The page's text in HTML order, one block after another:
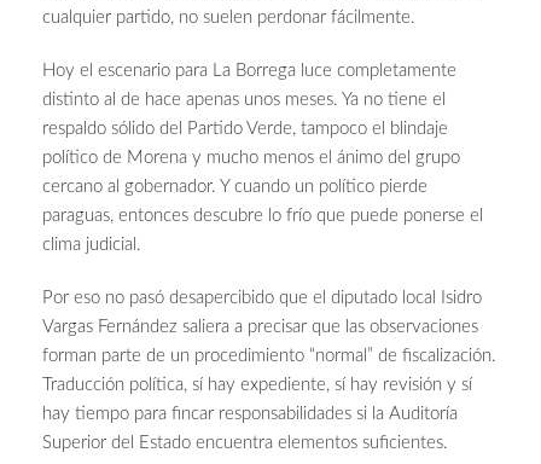
cualquier partido, no suelen perdonar fácilmente.
Hoy el escenario para La Borrega luce completamente
distinto al de hace apenas unos meses. Ya no tiene el
respaldo sólido del Partido Verde, tampoco el blindaje
político de Morena y mucho menos el ánimo del grupo
cercano al gobernador. Y cuando un político pierde
paraguas, entonces descubre lo frío que puede ponerse el
clima judicial.
Por eso no pasó desapercibido que el diputado local Isidro
Vargas Fernández saliera a precisar que las observaciones
forman parte de un procedimiento “normal” de fiscalización.
Traducción política, sí hay expediente, sí hay revisión y sí
hay tiempo para fincar responsabilidades si la Auditoría
Superior del Estado encuentra elementos suficientes.